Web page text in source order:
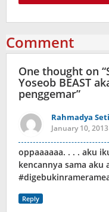
Comment
One thought on “
Yoseob BEAST
penggemar”
Rahmadya
January 10,
oppaaaaaa. . . . aku
kencannya sama aku
Reply